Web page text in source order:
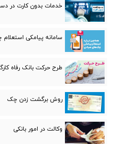
خدمات بدون کارت در
سامانه پیامکی
طرح حرکت بانک رفاه
روش برگشت زدن چک
وکالت در امور بانكی